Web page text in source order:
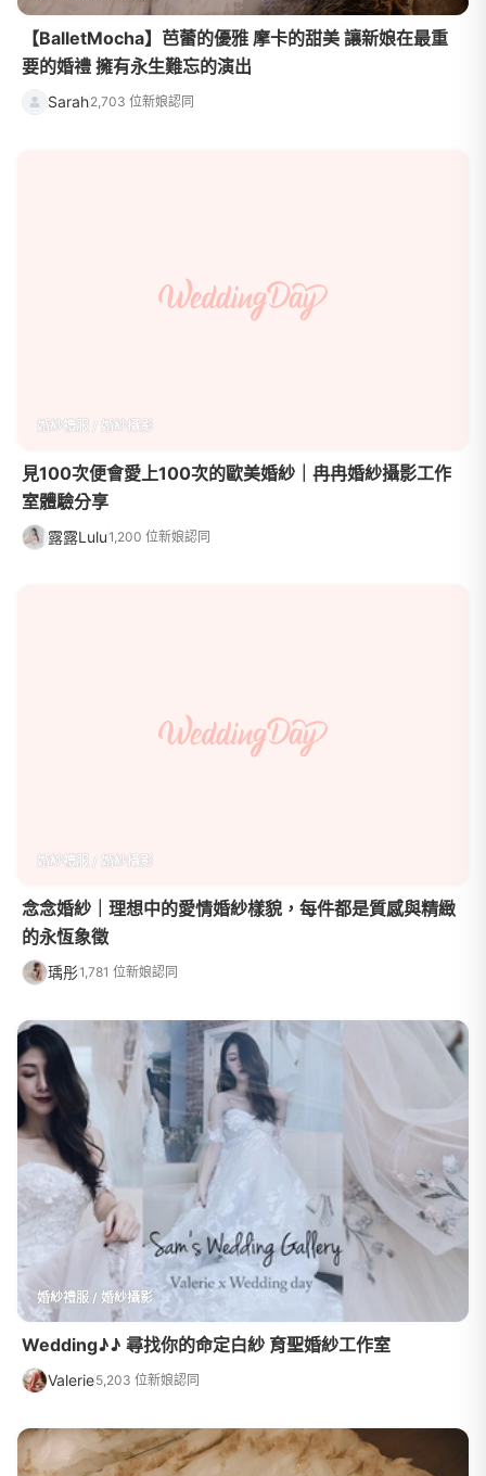
【BalletMocha】芭蕾的優雅 摩卡的甜美 讓新娘在最重
要的婚禮 擁有永生難忘的演出
Sarah2,703 位新娘認同
婚紗禮服 / 婚紗攝影
見100次便會愛上100次的歐美婚紗｜冉冉婚紗攝影工作
室體驗分享
露露Lulu1,200 位新娘認同
婚紗禮服 / 婚紗攝影
念念婚紗｜理想中的愛情婚紗樣貌，每件都是質感與精緻
的永恆象徵
瑀彤1,781 位新娘認同
婚紗禮服 / 婚紗攝影
Wedding♪♪ 尋找你的命定白紗 育聖婚紗工作室
Valerie5,203 位新娘認同